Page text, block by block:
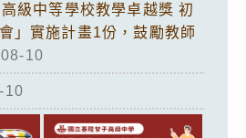
級中等學校教學卓越獎 初
」實施計畫1份，鼓勵教師
10
10